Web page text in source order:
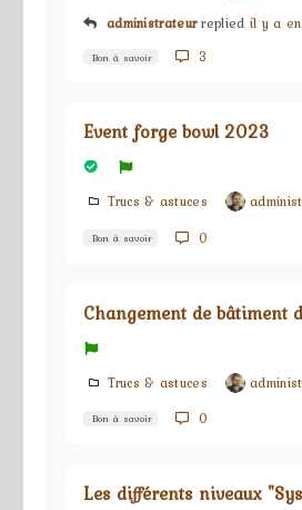
administrateur replied il y a
Bon à savoir 3
Event forge bowl 2023
Trucs & astuces
Bon à savoir 0
Changement de bâtiment
Trucs & astuces
Bon à savoir 0